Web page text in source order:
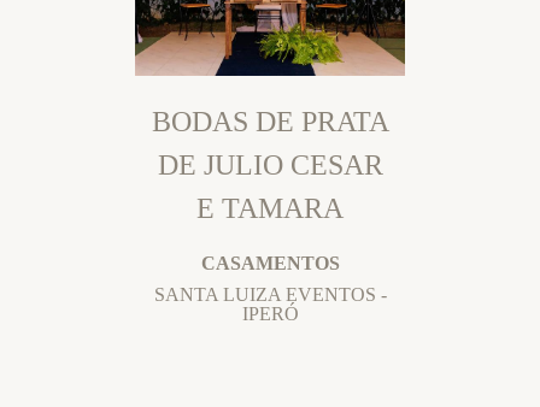
BODAS DE PRATA
DE JULIO CESAR
E TAMARA
CASAMENTOS
SANTA LUIZA EVENTOS -
IPERÓ